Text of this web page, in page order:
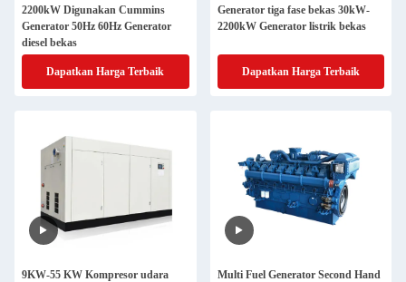
2200kW Digunakan Cummins
Generator 50Hz 60Hz Generator
diesel bekas
Dapatkan Harga Terbaik
Generator tiga fase bekas 30kW-
2200kW Generator listrik bekas
Dapatkan Harga Terbaik
9KW-55 KW Kompresor udara
Multi Fuel Generator Second Hand